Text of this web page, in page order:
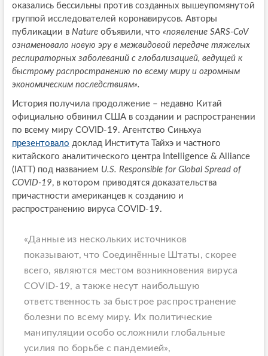
оказались бессильны против созданных вышеупомянутой
группой исследователей коронавирусов. Авторы
публикации в Natureобъявили, что «появление SARS-CoV
ознаменовало новую эру в межвидовой передаче тяжелых
респираторных заболеваний с глобализацией, ведущей к
быстрому распространению по всему миру и огромным
экономическим последствиям».
История получила продолжение – недавно Китай
официально обвинил США в создании и распространении
по всему миру COVID-19. Агентство Синьхуа
презентовало доклад Института Тайхэ и частного
китайского аналитического центра Intelligence & Alliance
(IATT) под названием U.S. Responsible for Global Spread of
COVID-19, в котором приводятся доказательства
причастности американцев к созданию и
распространению вируса COVID-19.
«Данные из нескольких источников
показывают, что Соединённые Штаты, скорее
всего, являются местом возникновения вируса
COVID-19, а также несут наибольшую
ответственность за быстрое распространение
болезни по всему миру. Их политические
манипуляции особо осложнили глобальные
усилия по борьбе с пандемией»,